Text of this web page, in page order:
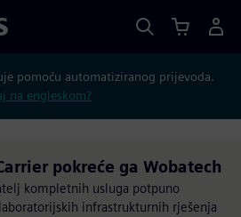
pomoću automatiziranog prijevoda.
na engleskom?
pokreće ga Wobatech
kompletnih usluga potpuno
infrastrukturnih rješenja